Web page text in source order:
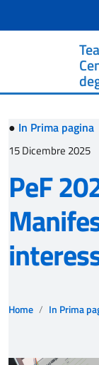
● In Prima pagina
15 Dicembre 2025
PeF
Home In Prima